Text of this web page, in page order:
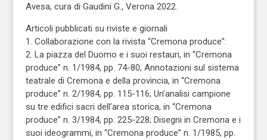
Avesa, cura di Gaudini G., Verona 2022.
Articoli pubblicati su riviste e giornali
1. Collaborazione con la rivista “Cremona produce”:
2. La piazza del Duomo e i suoi restauri, in “Cremona
produce” n. 1/1984, pp. 74-80; Annotazioni sul sistema
teatrale di Cremona e della provincia, in “Cremona
produce” n. 2/1984, pp. 115-116; Un’analisi campione
su tre edifici sacri dell’area storica, in “Cremona
produce” n. 3/1984, pp. 225-228; Disegni in Cremona e i
suoi ideogrammi, in “Cremona produce” n. 1/1985, pp.